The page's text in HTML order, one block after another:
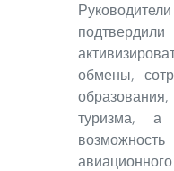
обмены,
туризма, а